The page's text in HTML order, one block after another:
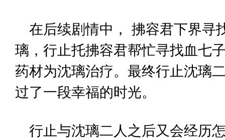
在后续剧情中， 拂容君下界寻
璃，行止托拂容君帮忙寻找血七
药材为沈璃治疗。最终行止沈璃
过了一段幸福的时光。
行止与沈璃二人之后又会经历